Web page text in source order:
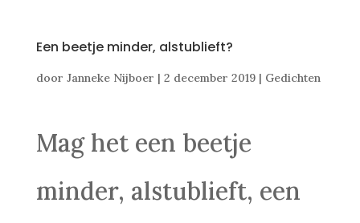
Een beetje minder, alstublieft?
door Janneke Nijboer | 2 december 2019| Gedichten
Mag het een beetje
minder, alstublieft, een